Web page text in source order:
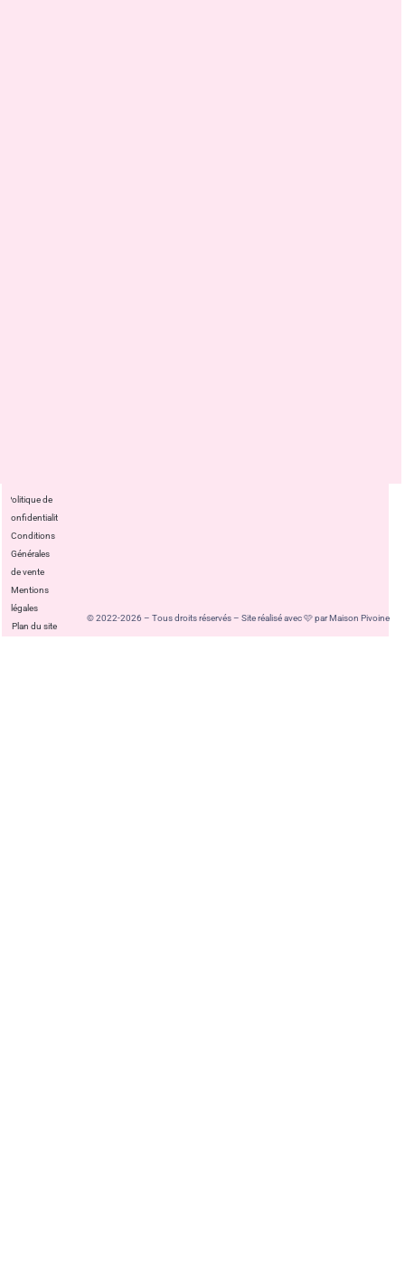
Politique de
confidentialité
Conditions
Générales
de vente
Mentions
légales
Plan du site
© 2022-2026 – Tous droits réservés – Site réalisé avec 🩷 par Maison Pivoine